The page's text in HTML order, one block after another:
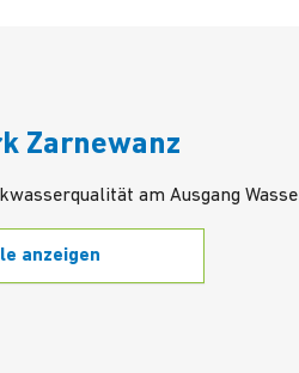
Zarnewanz
am Ausgang
anzeigen